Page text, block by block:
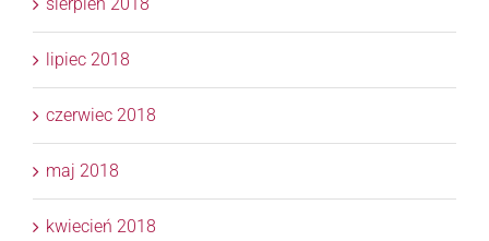
lipiec 2018
czerwiec 2018
maj 2018
kwiecień 2018